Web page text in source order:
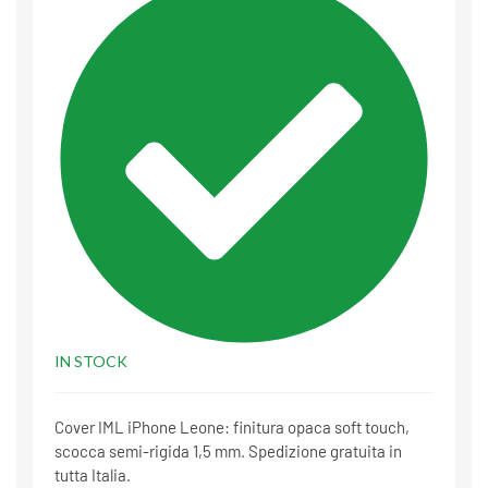
IN STOCK
Cover IML iPhone Leone: finitura opaca soft touch,
scocca semi-rigida 1,5 mm. Spedizione gratuita in
tutta Italia.